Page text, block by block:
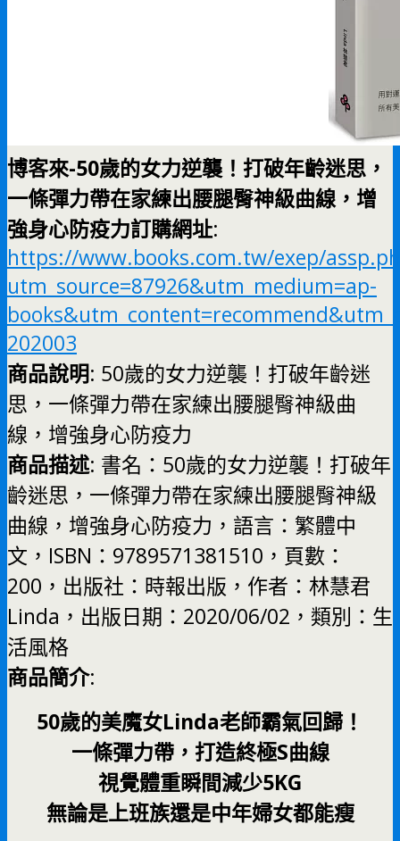
博客來-50歲的女力逆襲！打破年齡迷思，
一條彈力帶在家練出腰腿臀神級曲線，增
強身心防疫力訂購網址:
https://www.books.com.tw/exep/
utm_source=87926&utm_medium=ap-
202003
商品說明: 50歲的女力逆襲！打破年齡迷
思，一條彈力帶在家練出腰腿臀神級曲
線，增強身心防疫力
商品描述: 書名：50歲的女力逆襲！打破年
齡迷思，一條彈力帶在家練出腰腿臀神級
曲線，增強身心防疫力，語言：繁體中
文，ISBN：9789571381510，頁數：
200，出版社：時報出版，作者：林慧君
Linda，出版日期：2020/06/02，類別：生
活風格
商品簡介:
50歲的美魔女Linda老師霸氣回歸！
一條彈力帶，打造終極S曲線
視覺體重瞬間減少5KG
無論是上班族還是中年婦女都能瘦